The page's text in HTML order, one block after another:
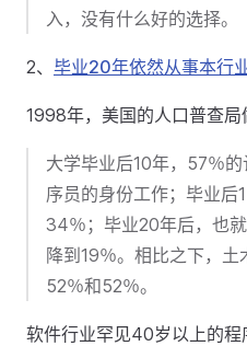
入，没有什么好的选择。
2、 毕业20年依然从事本行
1998年，美国的人口普查局
大学毕业后10年，57％
序员的身份工作；毕业后
34％；毕业20年后，也
降到19％。相比之下，土
52％和52％。
软件行业罕见40岁以上的